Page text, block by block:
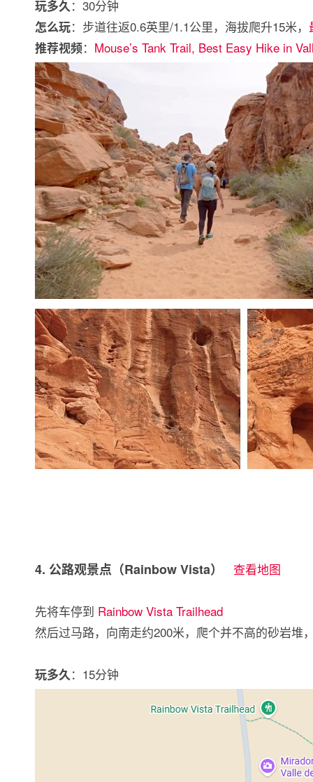
玩多久：30分钟
怎么玩：步道往返0.6英里/1.1公里，海拔爬升15米，
推荐视频： Mouse’s Tank Trail, Best Easy Hike in
4. 公路观景点（Rainbow Vista） 查看地图
先将车停到 Rainbow Vista Trailhead
然后过马路，向南走约200米，爬个并不高的砂岩堆
玩多久：15分钟